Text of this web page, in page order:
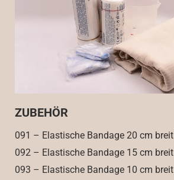
ZUBEHÖR
091 – Elastische Bandage 20 cm breit
092 – Elastische Bandage 15 cm breit
093 – Elastische Bandage 10 cm breit